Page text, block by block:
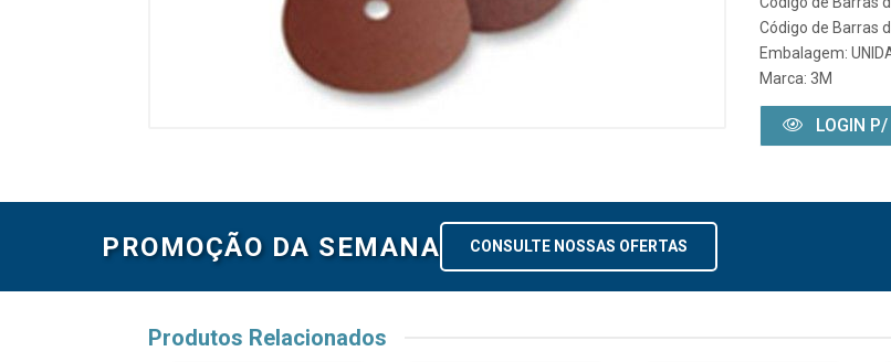
Código de Barras
Embalagem:
Marca: 3M
LOGIN P/
PROMOÇÃO DA SEMANA CONSULTE NOSSAS OFERTAS
Produtos Relacionados